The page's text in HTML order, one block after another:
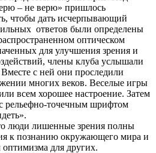
– не верю» пришлось
чтобы дать исчерпывающий
ответов были определены
оптическом
для улучшения зрения и
члены клуба услышали
Вместе с ней они проследили
многих веков. Веселые игры
всем хорошее настроение. Затем
рельефно-точечным шрифтом
люди лишенные зрения полны
к познанию окружающего мира и
для других.